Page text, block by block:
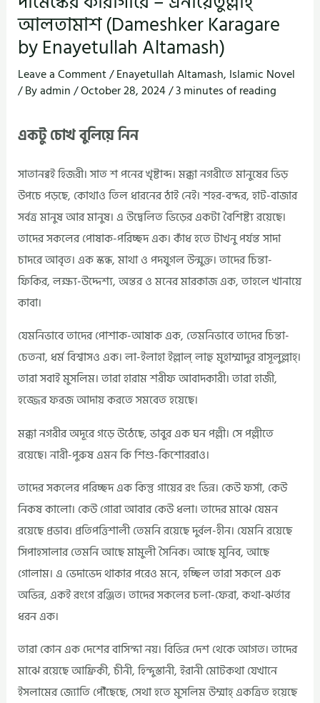
আলতামাশ (Dameshker Karagare
by Enayetullah Altamash)
Leave a Comment/Enayetullah Altamash, Islamic Novel
/ Byadmin/October 28, 2024/3 minutes of reading
একটু চোখ বুলিয়ে নিন
সাতানব্বই হিজরী। সাত শ পনের খৃষ্টাব্দ। মক্কা নগরীতে মানুষের ভিড়
উপচে পড়ছে, কোথাও তিল ধারনের ঠাই নেই। শহর-বন্দর, হাট-বাজার
সর্বত্র মানুষ আর মানুষ। এ উদ্বেলিত ভিড়ের একটা বৈশিষ্ট্য রয়েছে।
তাদের সকলের পোষাক-পরিচ্ছদ এক। কাঁধ হতে টাখনু পর্যন্ত সাদা
চাদরে আবৃত। এক স্কন্ধ, মাথা ও পদযুগল উন্মুক্ত। তাদের চিন্তা-
ফিকির, লক্ষ্য-উদ্দেশ্য, অন্তর ও মনের মারকাজ এক, তাহলে খানায়ে
কাবা।
যেমনিভাবে তাদের পোশাক-আষাক এক, তেমনিভাবে তাদের চিন্তা-
চেতনা, ধর্ম বিশ্বাসও এক। লা-ইলাহা ইল্লাল্ লাহু মুহাম্মাদুর রাসূলুল্লাহ্।
তারা সবাই মুসলিম। তারা হারাম শরীফ আবাদকারী। তারা হাজী,
হজ্জের ফরজ আদায় করতে সমবেত হয়েছে।
মক্কা নগরীর অদূরে গড়ে উঠেছে, ভাবুর এক ঘন পল্লী। সে পল্লীতে
রয়েছে। নারী-পুরুষ এমন কি শিশু-কিশোররাও।
তাদের সকলের পরিচ্ছদ এক কিন্তু গায়ের রং ভিন্ন। কেউ ফর্সা, কেউ
নিকষ কালো। কেউ গোরা আবার কেউ ধলা। তাদের মাঝে যেমন
রয়েছে প্রভাব। প্রতিপত্তিশালী তেমনি রয়েছে দুর্বল-হীন। যেমনি রয়েছে
সিপাহসালার তেমনি আছে মামুলী সৈনিক। আছে মুনিব, আছে
গোলাম। এ ভেদাভেদ থাকার পরেও মনে, হচ্ছিল তারা সকলে এক
অভিন্ন, একই রংগে রঞ্জিত। তাদের সকলের চলা-ফেরা, কথা-ঝর্তার
ধরন এক।
তারা কোন এক দেশের বাসিন্দা নয়। বিভিন্ন দেশ থেকে আগত। তাদের
মাঝে রয়েছে আফ্রিকী, চীনী, হিন্দুস্তানী, ইরানী মোটকথা যেখানে
ইসলামের জ্যোতি পৌঁছেছে, সেথা হতে মুসলিম উম্মাহ্ একত্রিত হয়েছে